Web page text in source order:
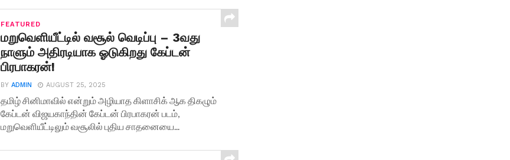
FEATURED
மறுவெளியீட்டில் வசூல் வெடிப்பு – 3வது
நாளும் அதிரடியாக ஓடுகிறது கேப்டன்
பிரபாகரன்!
BYADMIN AUGUST 25, 2025
தமிழ் சினிமாவில் என்றும் அழியாத கிளாசிக் ஆக திகழும்
கேப்டன் விஜயகாந்தின் கேப்டன் பிரபாகரன் படம்,
மறுவெளியீட்டிலும் வசூலில் புதிய சாதனையை...